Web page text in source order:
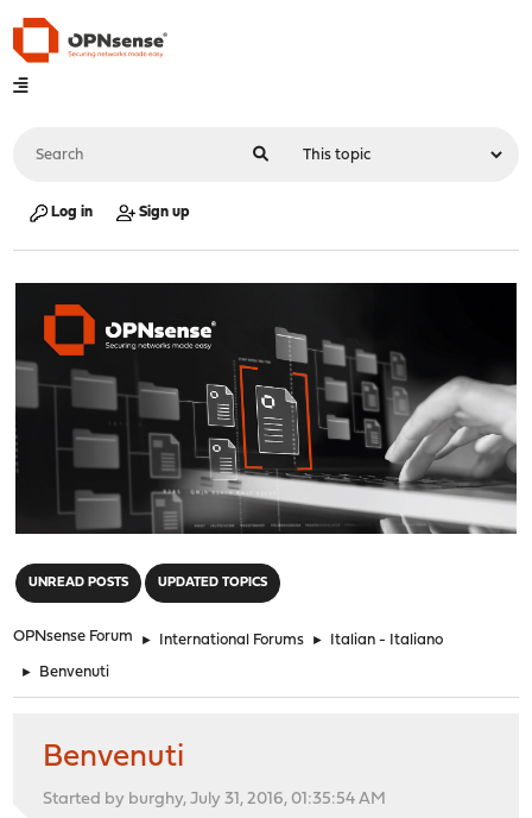
Log in Sign up
UNREAD POSTS UPDATED TOPICS
OPNsense Forum ► International Forums ► Italian - Italiano
► Benvenuti
Benvenuti
Started by burghy, July 31, 2016, 01:35:54 AM